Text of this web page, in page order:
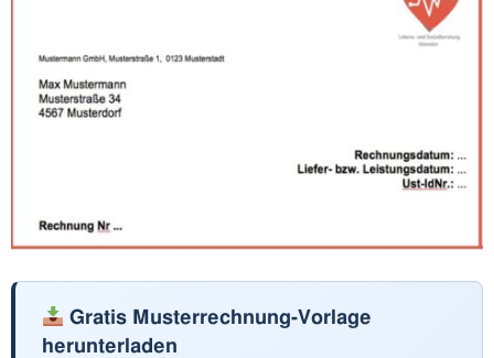
Gratis Musterrechnung-Vorlage
herunterladen